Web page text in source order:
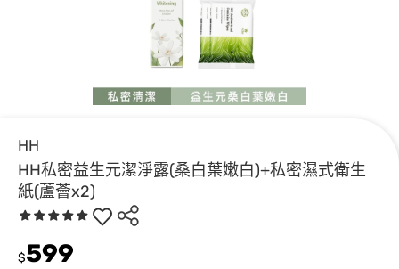
HH
HH私密益生元潔淨露(桑白葉嫩白)+私密濕式衛生
紙(蘆薈x2)
$599